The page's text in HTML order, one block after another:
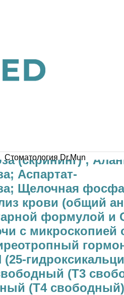
Стоматология Dr.Mun
(скрининг) ;
Аспартат-
Щелочная
крови (общий
формулой и
с микроскопией
(25-
(Т3
(Т4 свободный)